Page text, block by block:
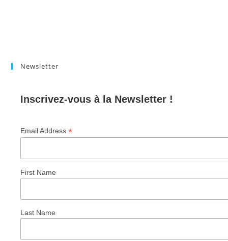
Newsletter
Inscrivez-vous à la Newsletter !
Email Address*
First Name
Last Name